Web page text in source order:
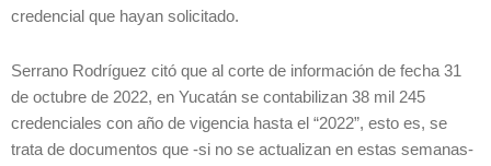
credencial que hayan solicitado.
Serrano Rodríguez citó que al corte de información de fecha 31
de octubre de 2022, en Yucatán se contabilizan 38 mil 245
credenciales con año de vigencia hasta el “2022”, esto es, se
trata de documentos que -si no se actualizan en estas semanas-